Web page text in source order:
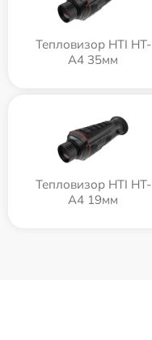
Тепловизор HTI HT-
A4 35мм
Тепловизор HTI HT-
A4 19мм